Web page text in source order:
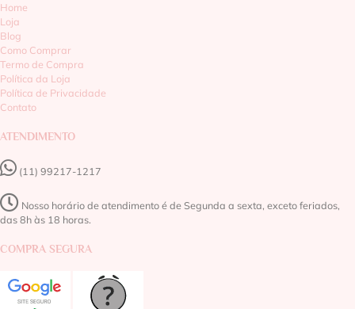
Home
Loja
Blog
Como Comprar
Termo de Compra
Política da Loja
Política de Privacidade
Contato
ATENDIMENTO
(11) 99217-1217‬
Nosso horário de atendimento é de Segunda a sexta, exceto feriados,
das 8h às 18 horas.
COMPRA SEGURA